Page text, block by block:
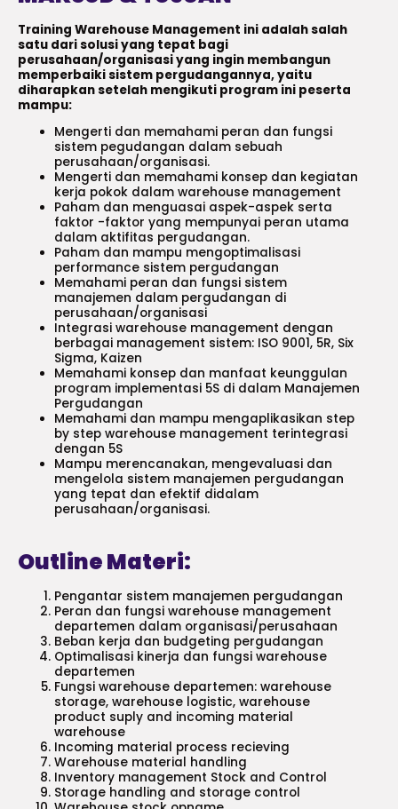
Training Warehouse Management ini adalah salah
satu dari solusi yang tepat bagi
perusahaan/organisasi yang ingin membangun
memperbaiki sistem pergudangannya, yaitu
diharapkan setelah mengikuti program ini peserta
mampu:
Mengerti dan memahami peran dan fungsi
sistem pegudangan dalam sebuah
perusahaan/organisasi.
Mengerti dan memahami konsep dan kegiatan
kerja pokok dalam warehouse management
Paham dan menguasai aspek-aspek serta
faktor -faktor yang mempunyai peran utama
dalam aktifitas pergudangan.
Paham dan mampu mengoptimalisasi
performance sistem pergudangan
Memahami peran dan fungsi sistem
manajemen dalam pergudangan di
perusahaan/organisasi
Integrasi warehouse management dengan
berbagai management sistem: ISO 9001, 5R, Six
Sigma, Kaizen
Memahami konsep dan manfaat keunggulan
program implementasi 5S di dalam Manajemen
Pergudangan
Memahami dan mampu mengaplikasikan step
by step warehouse management terintegrasi
dengan 5S
Mampu merencanakan, mengevaluasi dan
mengelola sistem manajemen pergudangan
yang tepat dan efektif didalam
perusahaan/organisasi.
Outline Materi:
Pengantar sistem manajemen pergudangan
Peran dan fungsi warehouse management
departemen dalam organisasi/perusahaan
Beban kerja dan budgeting pergudangan
Optimalisasi kinerja dan fungsi warehouse
departemen
Fungsi warehouse departemen: warehouse
storage, warehouse logistic, warehouse
product suply and incoming material
warehouse
Incoming material process recieving
Warehouse material handling
Inventory management Stock and Control
Storage handling and storage control